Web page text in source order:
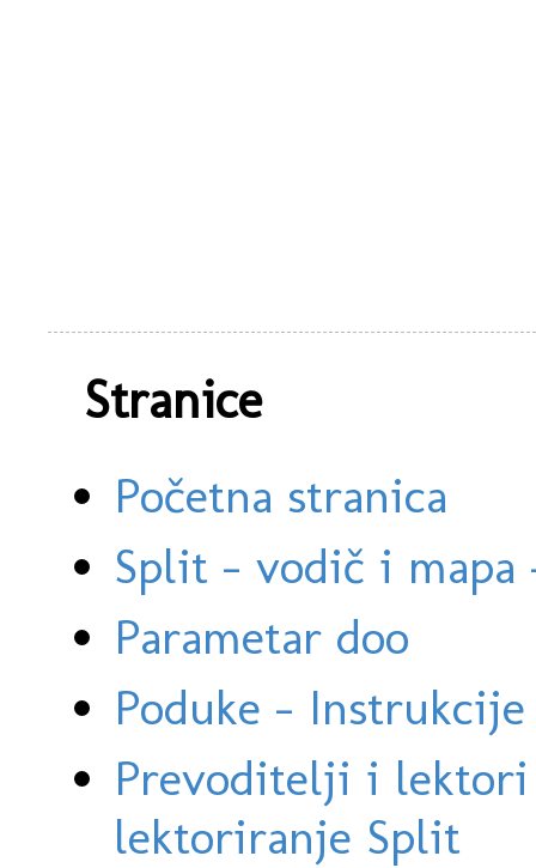
Stranice
Početna stranica
Split - vodič i
Parametar doo
Poduke -
Prevoditelji i
lektoriranje Split